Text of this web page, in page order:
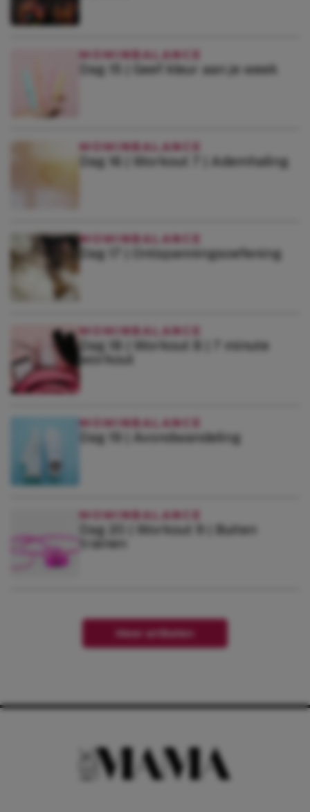
MOMINBALANCE
Dag 15 | Geef kleur aan je week
MOMINBALANCE
Dag 16 | Workout 7 | Ademhaling
MOMINBALANCE
Dag 17 | Ontspanningsoefening
MOMINBALANCE
Dag 18 | Workout 8 | 7 minute
workout
MOMINBALANCE
Dag 19 | Avondwandeling
MOMINBALANCE
Dag 20 | Workout 9 | Buiten
trainen
Meer artikelen